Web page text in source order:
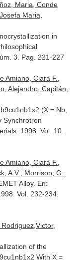
Maria, Conde
Maria,
in
3. Pag. 221-227
Amiano, Clara F.,
Alejandro, Capitán,
(X = Nb,
Synchrotron
. 1998. Vol. 10.
Amiano, Clara F.,
A.V., Morrison, G.:
Alloy. En:
Vol. 232-234.
of the
With X =